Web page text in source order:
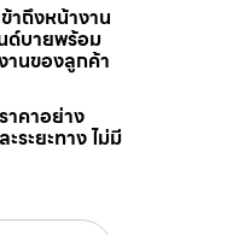
าถึงหน้างาน
ด์บายพร้อม
านของลูกค้า
าคาอย่าง
ระยะทาง ไม่มี